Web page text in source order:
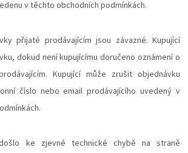
v těchto obchodních podmínkách.
přijaté prodávajícím jsou závazné. Kupující
dokud není kupujícímu doručeno oznámení o
Kupující může zrušit objednávku
číslo nebo email prodávajícího uvedený v
ke zjevné technické chybě na straně